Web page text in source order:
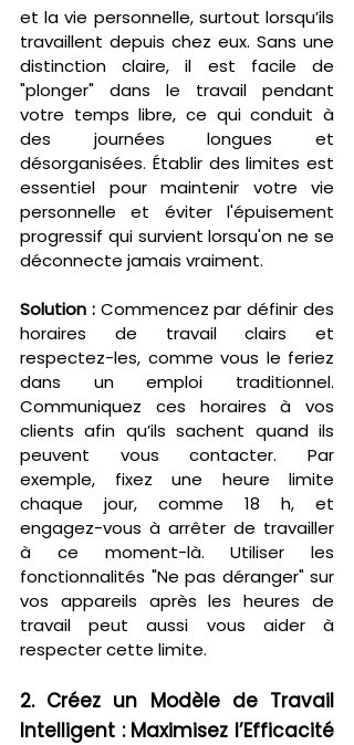
et la vie personnelle, surtout lorsqu’ils
travaillent depuis chez eux. Sans une
distinction claire, il est facile de
"plonger" dans le travail pendant
votre temps libre, ce qui conduit à
des journées longues et
désorganisées. Établir des limites est
essentiel pour maintenir votre vie
personnelle et éviter l'épuisement
progressif qui survient lorsqu'on ne se
déconnecte jamais vraiment.
Solution : Commencez par définir des
horaires de travail clairs et
respectez-les, comme vous le feriez
dans un emploi traditionnel.
Communiquez ces horaires à vos
clients afin qu’ils sachent quand ils
peuvent vous contacter. Par
exemple, fixez une heure limite
chaque jour, comme 18 h, et
engagez-vous à arrêter de travailler
à ce moment-là. Utiliser les
fonctionnalités "Ne pas déranger" sur
vos appareils après les heures de
travail peut aussi vous aider à
respecter cette limite.
2. Créez un Modèle de Travail
Intelligent : Maximisez l’Efficacité